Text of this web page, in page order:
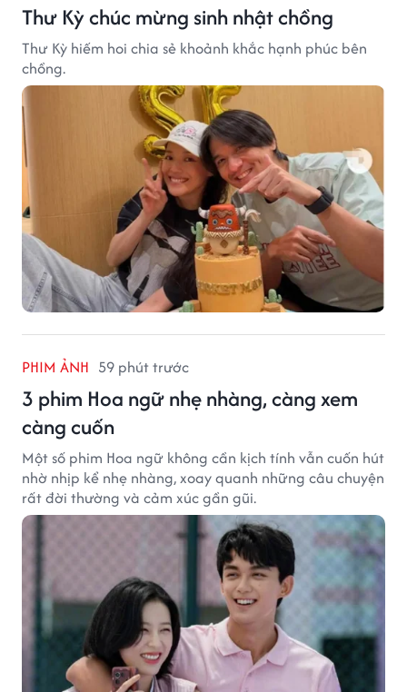
Thư Kỳ chúc mừng sinh nhật chồng
Thư Kỳ hiếm hoi chia sẻ khoảnh khắc hạnh phúc bên
chồng.
PHIM ẢNH 59 phút trước
3 phim Hoa ngữ nhẹ nhàng, càng xem
càng cuốn
Một số phim Hoa ngữ không cần kịch tính vẫn cuốn hút
nhờ nhịp kể nhẹ nhàng, xoay quanh những câu chuyện
rất đời thường và cảm xúc gần gũi.